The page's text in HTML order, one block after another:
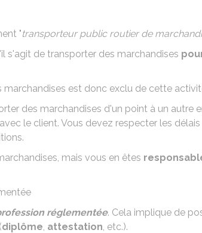
"transporteur public routier de
s'agit de transporter des marchandises
est donc exclu de cette
des marchandises d'un point à un autre
le client. Vous devez respecter les
mais vous en êtes
réglementée. Cela implique de
diplôme, attestation, etc.).